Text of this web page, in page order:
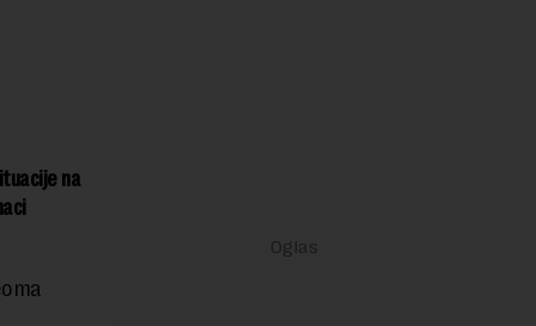
na